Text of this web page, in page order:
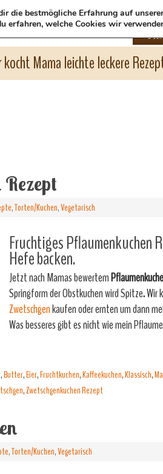
kocht Mama leichte leckere
,Torten/Kuchen,Vegetarisch
Fruchtiges Pflaumenkuchen
Hefe backen.
Jetzt nach Mamas bewertem
Springform der Obstkuchen wird Spitze.Wir
Zwetschgenkaufen oder ernten um dann
Was besseres gibt es nicht wie mein
,Butter,Eier,Fruchtkuchen,Kaffeekuchen,Klassisch,
,Zwetschgenkuchen Rezept
,Torten/Kuchen,Vegetarisch
die bestmögliche Erfahrung auf
erfahren, welche Cookies wir